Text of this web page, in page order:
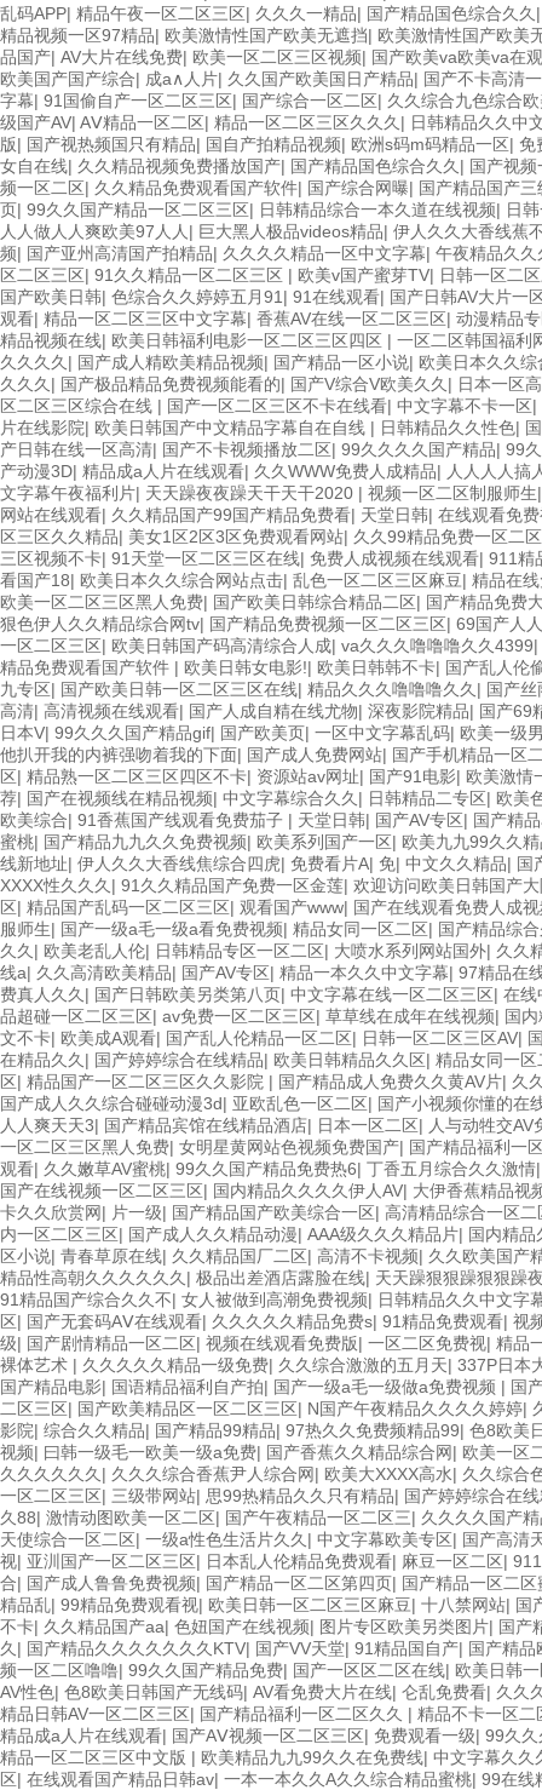
乱码APP| 精品午夜一区二区三区| 久久久一精品| 国产精品国色综合久久
精品视频一区97精品| 欧美激情性国产欧美无遮挡| 欧美激情性国产欧美
品国产| AV大片在线免费| 欧美一区二区三区视频| 国产欧美va欧美va在
欧美国产国产综合| 成a∧人片| 久久国产欧美国日产精品| 国产不卡高清
字幕| 91国偷自产一区二区三区| 国产综合一区二区| 久久综合九色综合
级国产AV| AⅤ精品一区二区| 精品一区二区三区久久久 | 日韩精品久久中
版| 国产视热频国只有精品| 国自产拍精品视频| 欧洲s码m码精品一区| 免
女自在线| 久久精品视频免费播放国产| 国产精品国色综合久久 | 国产视
频一区二区| 久久精品免费观看国产软件| 国产综合网曝| 国产精品国产
页| 99久久国产精品一区二区三区| 日韩精品综合一本久道在线视频| 日
人人做人人爽欧美97人人 | 巨大黑人极品videos精品| 伊人久久大香线蕉
频| 国产亚州高清国产拍精品| 久久久久精品一区中文字幕| 午夜精品久
区二区三区| 91久久精品一区二区三区 | 欧美v国产蜜芽TV| 日韩一区二
国产欧美日韩| 色综合久久婷婷五月91 | 91在线观看| 国产日韩AV大片一
观看| 精品一区二区三区中文字幕| 香蕉AV在线一区二区三区| 动漫精品
精品视频在线| 欧美日韩福利电影一区二区三区四区 | 一区二区韩国福利
久久久久 | 国产成人精欧美精品视频| 国产精品一区小说| 欧美日本久久
久久久 | 国产极品精品免费视频能看的| 国产V综合V欧美久久 | 日本一区
区二区三区综合在线 | 国产一区二区三区不卡在线看| 中文字幕不卡一区|
片在线影院| 欧美日韩国产中文精品字幕自在自线 | 日韩精品久久性色|
产日韩在线一区高清| 国产不卡视频播放二区| 99久久久久国产精品| 99
产动漫3D| 精品成a人片在线观看| 久久WWW免费人成精品| 人人人人搞
文字幕午夜福利片| 天天躁夜夜躁天干天干2020 | 视频一区二区制服师生
网站在线观看| 久久精品国产99国产精品免费看| 天堂日韩| 在线观看免
区三区久久精品| 美女1区2区3区免费观看网站| 久久99精品免费一区二区
三区视频不卡| 91天堂一区二区三区在线| 免费人成视频在线观看| 911精
看国产18| 欧美日本久久综合网站点击| 乱色一区二区三区麻豆| 精品在
欧美一区二区三区黑人免费| 国产欧美日韩综合精品二区| 国产精品免费
狠色伊人久久精品综合网tv| 国产精品免费视频一区二区三区| 69国产人
一区二区三区| 欧美日韩国产码高清综合人成| va久久久噜噜噜久久4399|
精品免费观看国产软件 | 欧美日韩女电影!| 欧美日韩韩不卡| 国产乱人伦
九专区| 国产欧美日韩一区二区三区在线| 精品久久久噜噜噜久久 | 国产
高清| 高清视频在线观看| 国产人成自精在线尤物| 深夜影院精品| 国产69
日本V| 99久久久国产精品gif| 国产欧美页| 一区中文字幕乱码| 欧美一级
他扒开我的内裤强吻着我的下面| 国产成人免费网站| 国产手机精品一区
区| 精品熟一区二区三区四区不卡| 资源站av网址| 国产91电影| 欧美激情
荐| 国产在视频线在精品视频| 中文字幕综合久久 | 日韩精品二专区| 欧美
欧美综合| 91香蕉国产线观看免费茄子 | 天堂日韩| 国产AV专区| 国产精
蜜桃| 国产精品九九久久免费视频| 欧美系列国产一区| 欧美九九99久久
线新地址| 伊人久久大香线焦综合四虎| 免费看片A| 免| 中文久久精品| 国
XXXX性久久久 | 91久久精品国产免费一区金莲| 欢迎访问欧美日韩国产
区| 精品国产乱码一区二区三区| 观看国产www| 国产在线观看免费人成
服师生| 国产一级a毛一级a看免费视频| 精品女同一区二区| 国产精品综
久久 | 欧美老乱人伦| 日韩精品专区一区二区| 大喷水系列网站国外| 久久
线a| 久久高清欧美精品| 国产AV专区| 精品一本久久中文字幕| 97精品在
费真人久久 | 国产日韩欧美另类第八页| 中文字幕在线一区二区三区| 在线
品超碰一区二区三区| av免费一区二区三区| 草草线在成年在线视频| 国
文不卡| 欧美成A观看| 国产乱人伦精品一区二区| 日韩一区二区三区AV|
在精品久久 | 国产婷婷综合在线精品| 欧美日韩精品久久区| 精品女同一
区| 精品国产一区二区三区久久影院 | 国产精品成人免费久久黄AV片| 久
国产成人久久综合碰碰动漫3d| 亚欧乱色一区二区| 国产小视频你懂的在
人人爽天天3| 国产精品宾馆在线精品酒店| 日本一区二区| 人与动牲交AV
一区二区三区黑人免费| 女明星黄网站色视频免费国产| 国产精品福利一
观看| 久久嫩草AV蜜桃| 99久久国产精品免费热6| 丁香五月综合久久激情
国产在线视频一区二区三区| 国内精品久久久久伊人AV| 大伊香蕉精品视
卡久久欣赏网| 片一级| 国产精品国产欧美综合一区| 高清精品综合一区二
内一区二区三区| 国产成人久久精品动漫| AAA级久久久精品片| 国内精品
区小说| 青春草原在线| 久久精品国厂二区| 高清不卡视频| 久久欧美国产
精品性高朝久久久久久久 | 极品出差酒店露脸在线| 天天躁狠狠躁狠狠躁
91精品国产综合久久不| 女人被做到高潮免费视频| 日韩精品久久中文字
区| 国产无套码AⅤ在线观看| 久久久久久精品免费s| 91精品免费观看| 视
级| 国产剧情精品一区二区| 视频在线观看免费版| 一区二区免费视| 精品
裸体艺术 | 久久久久久精品一级免费| 久久综合激激的五月天| 337P日本
国产精品电影| 国语精品福利自产拍| 国产一级a毛一级做a免费视频 | 国
二区三区| 国产欧美精品区一区二区三区| N国产午夜精品久久久久婷婷|
影院| 综合久久精品| 国产精品99精品| 97热久久免费频精品99| 色8欧美
视频| 曰韩一级毛一欧美一级a免费| 国产香蕉久久精品综合网| 欧美一区
久久久久久久 | 久久久综合香蕉尹人综合网| 欧美大XXXX高水| 久久综合
一区二区三区| 三级带网站| 思99热精品久久只有精品| 国产婷婷综合在
久88| 激情动图欧美一区二区| 国产午夜精品一区二区三| 久久久久国产
天使综合一区二区| 一级a性色生活片久久 | 中文字幕欧美专区| 国产高清
视| 亚汌国产一区二区三区| 日本乱人伦精品免费观看| 麻豆一区二区|
合| 国产成人鲁鲁免费视频| 国产精品一区二区第四页| 国产精品一区二
精品乱| 99精品免费观看视| 欧美日韩一区二区三区麻豆| 十八禁网站| 国
不卡| 久久精品国产aa| 色妞国产在线视频| 图片专区欧美另类图片| 国产
久 | 国产精品久久久久久久久KTV| 国产VV天堂| 91精品国自产| 国产精品
频一区二区噜噜| 99久久国产精品免费| 国产一区区二区在线| 欧美日韩
AV性色| 色8欧美日韩国产无线码| AV看免费大片在线| 仑乱免费看| 久久
精品日韩AV一区二区三区| 国产精品福利一区二区久久 | 精品不卡一区二
精品成a人片在线观看| 国产AⅤ视频一区二区三区| 免费观看一级| 99久
精品一区二区三区中文版 | 欧美精品九九99久久在免费线| 中文字幕久久
区| 在线观看国产精品日韩av| 一本一本久久A久久综合精品蜜桃| 99在线